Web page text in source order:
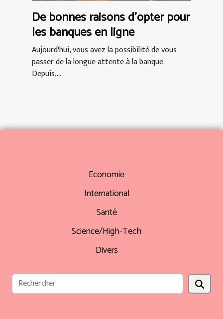
De bonnes raisons d’opter pour
les banques en ligne
Aujourd'hui, vous avez la possibilité de vous
passer de la longue attente à la banque.
Depuis,...
Economie
International
Santé
Science/High-Tech
Divers